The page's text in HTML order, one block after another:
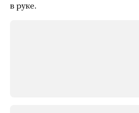
в руке.